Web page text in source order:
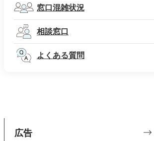
窓口混雑状況
相談窓口
よくある質問
広告